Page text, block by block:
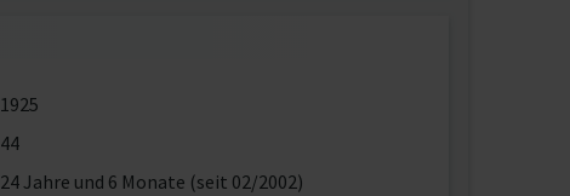
1925
44
24 Jahre und 6 Monate (seit 02/2002)